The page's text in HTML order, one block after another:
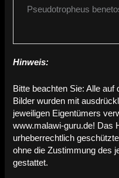
Pseudotropheus
Hinweis:
Bitte beachten Sie: Alle
Bilder wurden mit
jeweiligen Eigentümers
www.malawi-guru.de! Das
urheberrechtlich
ohne die Zustimmung des
gestattet.